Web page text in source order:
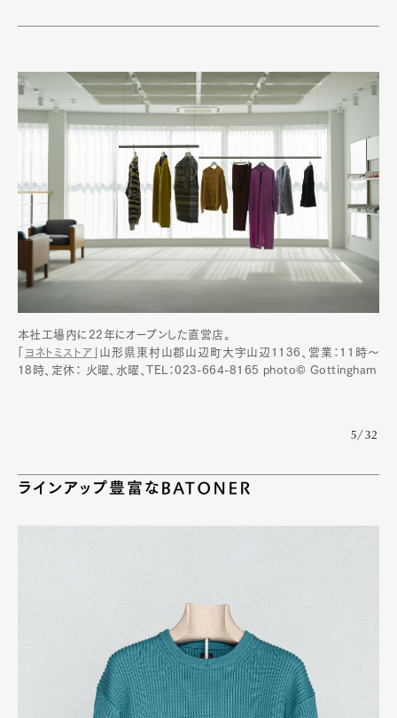
本社工場内に22年にオープンした直営店。
ヨネトミストア 」山形県東村山郡山辺町大字山辺1136、営業：11時〜
18時、定休： 火曜、水曜、TEL：023-664-8165 photo© Gottingham
5/32
ラインアップ豊富なBATONER